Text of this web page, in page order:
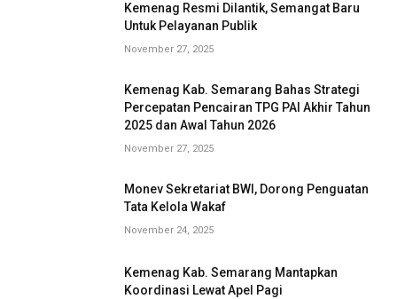
Kemenag Resmi Dilantik, Semangat Baru
Untuk Pelayanan Publik
November 27, 2025
Kemenag Kab. Semarang Bahas Strategi
Percepatan Pencairan TPG PAI Akhir Tahun
2025 dan Awal Tahun 2026
November 27, 2025
Monev Sekretariat BWI, Dorong Penguatan
Tata Kelola Wakaf
November 24, 2025
Kemenag Kab. Semarang Mantapkan
Koordinasi Lewat Apel Pagi